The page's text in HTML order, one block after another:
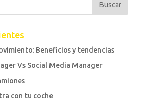
Beneficios y tendencias
Vs Social Media Manager
con tu coche